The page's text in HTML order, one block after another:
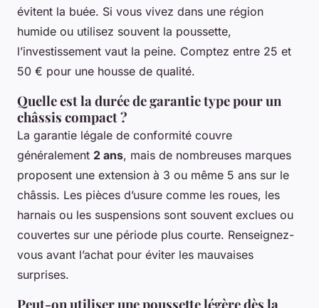
évitent la buée. Si vous vivez dans une région
humide ou utilisez souvent la poussette,
l’investissement vaut la peine. Comptez entre 25 et
50 € pour une housse de qualité.
Quelle est la durée de garantie type pour un
châssis compact ?
La garantie légale de conformité couvre
généralement 2 ans, mais de nombreuses marques
proposent une extension à 3 ou même 5 ans sur le
châssis. Les pièces d’usure comme les roues, les
harnais ou les suspensions sont souvent exclues ou
couvertes sur une période plus courte. Renseignez-
vous avant l’achat pour éviter les mauvaises
surprises.
Peut-on utiliser une poussette légère dès la